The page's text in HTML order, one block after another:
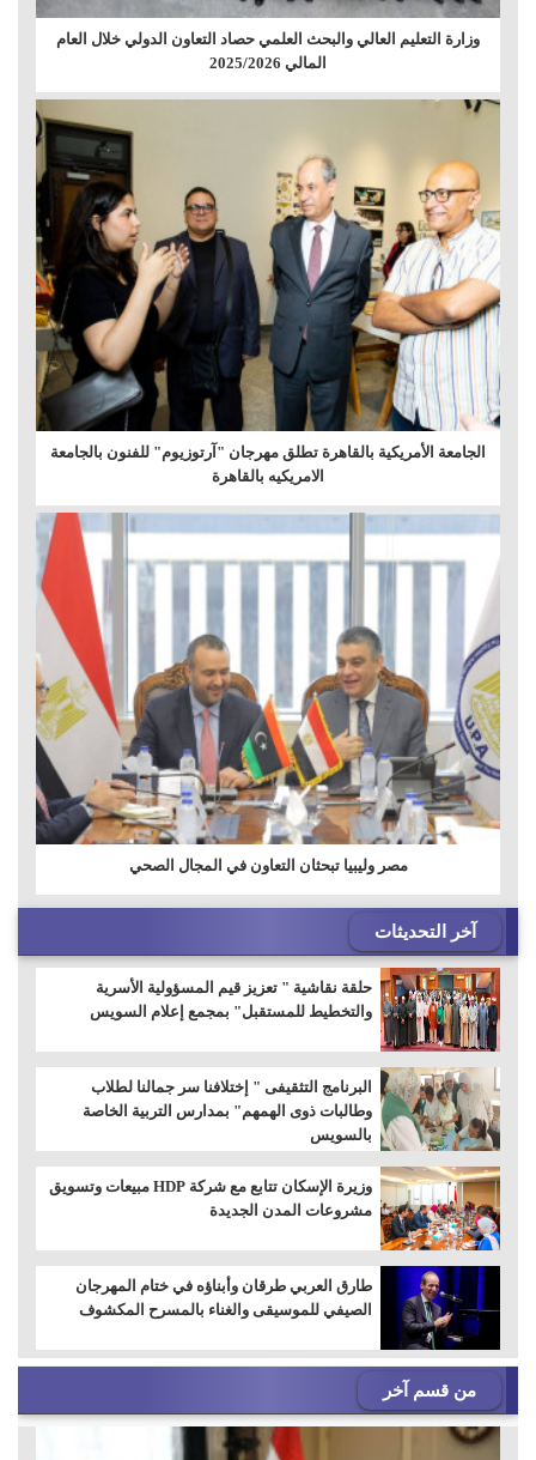
وزارة التعليم العالي والبحث العلمي حصاد التعاون الدولي خلال العام
المالي 2025/2026
الجامعة الأمريكية بالقاهرة تطلق مهرجان "آرتوزيوم" للفنون بالجامعة
الامريكيه بالقاهرة
مصر وليبيا تبحثان التعاون في المجال الصحي
آخر التحديثات
حلقة نقاشية " تعزيز قيم المسؤولية الأسرية
والتخطيط للمستقبل" بمجمع إعلام السويس
البرنامج التثقيفى " إختلافنا سر جمالنا لطلاب
وطالبات ذوى الهمهم" بمدارس التربية الخاصة
بالسويس
وزيرة الإسكان تتابع مع شركة HDP مبيعات وتسويق
مشروعات المدن الجديدة
طارق العربي طرقان وأبناؤه في ختام المهرجان
الصيفي للموسيقى والغناء بالمسرح المكشوف
من قسم آخر